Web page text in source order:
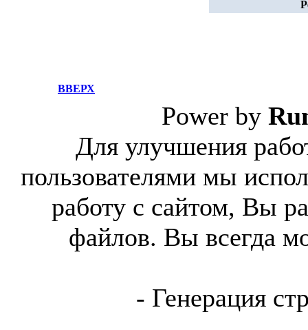
ВВЕРХ
Power by
Для улучшения
пользователями мы
работу с сайтом, Вы
файлов. Вы всегда
- Генерация